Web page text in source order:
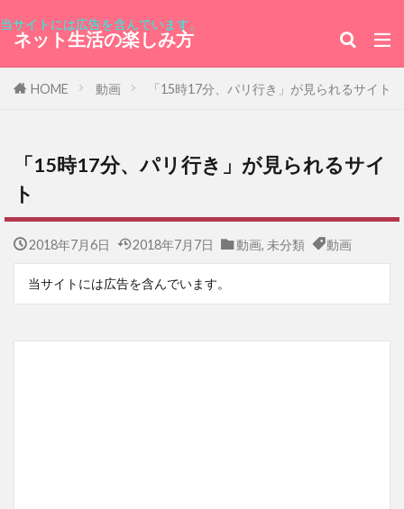
当サイトには広告を含んでいます。
ネット生活の楽しみ方
HOME 動画 「15時17分、パリ行き」が見られるサイト
「15時17分、パリ行き」が見られるサイ
ト
2018年7月6日 2018年7月7日 動画, 未分類 動画
当サイトには広告を含んでいます。